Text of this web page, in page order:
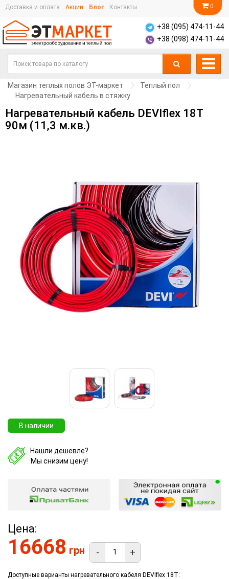
0
Доставка и оплата Акции Блог Контакты
+38 (095) 474-11-44
+38 (098) 474-11-44
Магазин теплых полов ЭТ-маркет
Теплый пол
Нагревательный кабель в стяжку
Нагревательный кабель DEVIflex 18T
90м (11,3 м.кв.)
В наличии
Нашли дешевле?
Мы снизим цену!
Цена:
16668 грн - +
Доступные варианты нагревательного кабеля DEVIflex 18T: